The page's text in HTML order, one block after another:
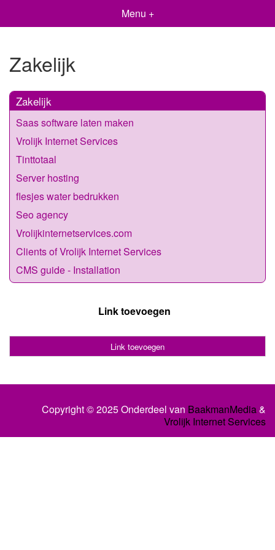
Menu +
Zakelijk
Zakelijk
Saas software laten maken
Vrolijk Internet Services
Tinttotaal
Server hosting
flesjes water bedrukken
Seo agency
Vrolijkinternetservices.com
Clients of Vrolijk Internet Services
CMS guide - Installation
Link toevoegen
Link toevoegen
Copyright © 2025 Onderdeel van BaakmanMedia&
Vrolijk Internet Services